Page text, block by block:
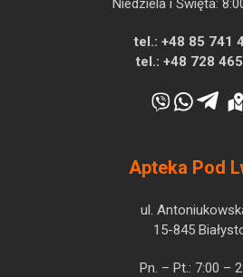
Niedziela i Święta:
tel.: +48 85 741
tel.: +48 728
Apteka Pod
ul.
15-845
Pn. – Pt.: 7:00 –